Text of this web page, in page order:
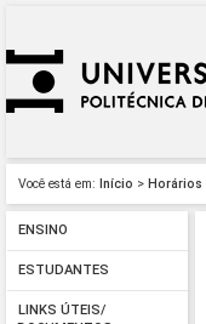
Você está em: Início > Horários
ENSINO
ESTUDANTES
LINKS ÚTEIS/